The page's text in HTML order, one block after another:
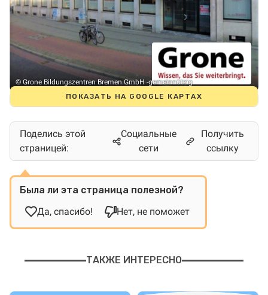
© Grone Bildungszentren Bremen GmbH -gemeinnützig
ПОКАЗАТЬ НА GOOGLE КАРТАХ
Поделись этой
страницей:
Социальные
сети
Получить
ссылку
Была ли эта страница полезной?
Да, спасибо!
Нет, не поможет
ТАКЖЕ ИНТЕРЕСНО